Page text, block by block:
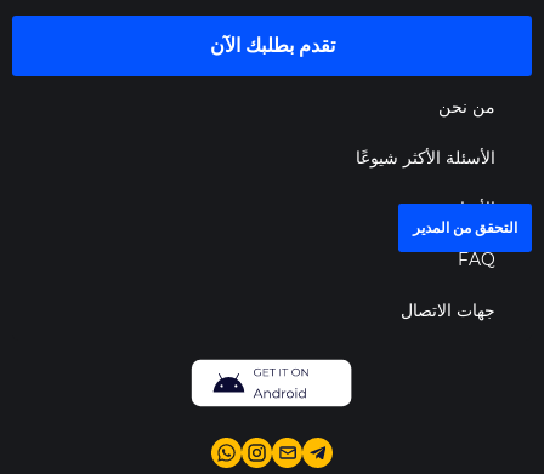
من نحن
الأسئلة الأكثر شيوعًا
الأخبار
FAQ
جهات الاتصال
تقدم بطلبك الآن
التحقق من المدير